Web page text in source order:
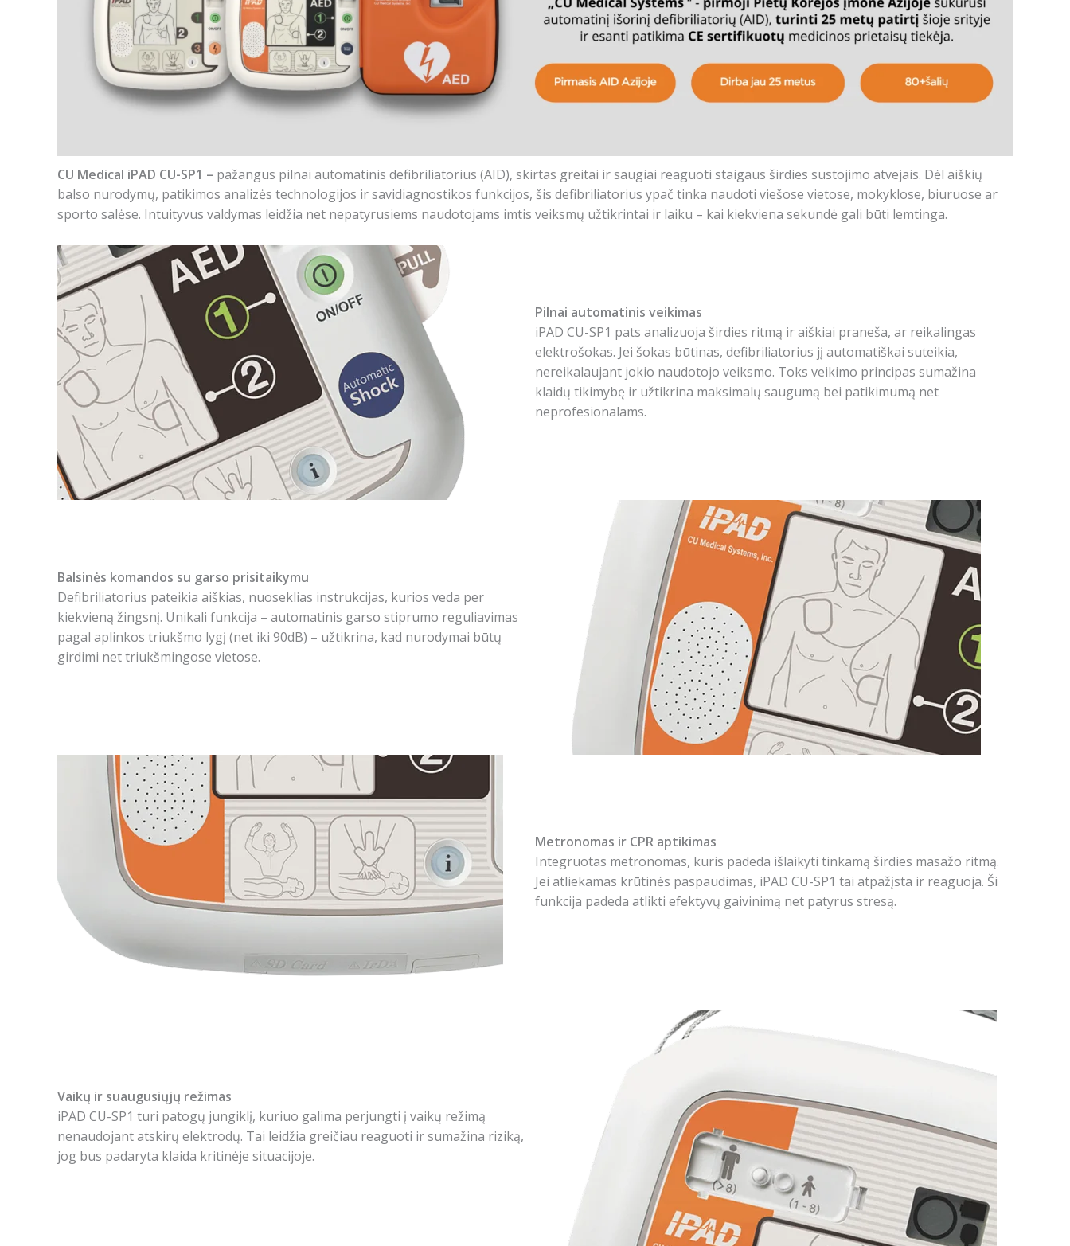
CU Medical iPAD CU-SP1 – pažangus pilnai automatinis defibriliatorius (AID), skirtas greitai ir saugiai reaguoti staigaus širdies sustojimo atvejais. Dėl aiškių
balso nurodymų, patikimos analizės technologijos ir savidiagnostikos funkcijos, šis defibriliatorius ypač tinka naudoti viešose vietose, mokyklose, biuruose ar
sporto salėse. Intuityvus valdymas leidžia net nepatyrusiems naudotojams imtis veiksmų užtikrintai ir laiku – kai kiekviena sekundė gali būti lemtinga.
Pilnai automatinis veikimas
iPAD CU-SP1 pats analizuoja širdies ritmą ir aiškiai praneša, ar reikalingas
elektrošokas. Jei šokas būtinas, defibriliatorius jį automatiškai suteikia,
nereikalaujant jokio naudotojo veiksmo. Toks veikimo principas sumažina
klaidų tikimybę ir užtikrina maksimalų saugumą bei patikimumą net
neprofesionalams.
Balsinės komandos su garso prisitaikymu
Defibriliatorius pateikia aiškias, nuoseklias instrukcijas, kurios veda per
kiekvieną žingsnį. Unikali funkcija – automatinis garso stiprumo reguliavimas
pagal aplinkos triukšmo lygį (net iki 90dB) – užtikrina, kad nurodymai būtų
girdimi net triukšmingose vietose.
Metronomas ir CPR aptikimas
Integruotas metronomas, kuris padeda išlaikyti tinkamą širdies masažo ritmą.
Jei atliekamas krūtinės paspaudimas, iPAD CU-SP1 tai atpažįsta ir reaguoja. Ši
funkcija padeda atlikti efektyvų gaivinimą net patyrus stresą.
Vaikų ir suaugusiųjų režimas
iPAD CU-SP1 turi patogų jungiklį, kuriuo galima perjungti į vaikų režimą
nenaudojant atskirų elektrodų. Tai leidžia greičiau reaguoti ir sumažina riziką,
jog bus padaryta klaida kritinėje situacijoje.